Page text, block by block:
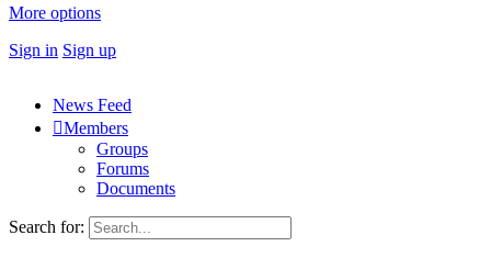
More options
Sign in Sign up
News Feed
Members
Groups
Forums
Documents
Search for: